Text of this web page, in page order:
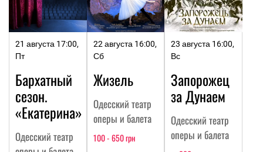
21 августа 17:00,
Пт
Бархатный
сезон.
«Екатерина»
Одесский театр
22 августа 16:00,
Сб
Жизель
Одесский театр
оперы и балета
100 - 650 грн
23 августа 16:00,
Вс
Запорожец
за Дунаем
Одесский театр
оперы и балета